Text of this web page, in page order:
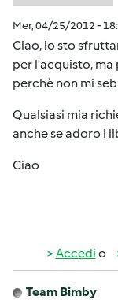
Mer, 04/25/2012 -
Ciao, io sto
per l'acquisto, ma
perchè non mi
Qualsiasi mia
anche se adoro i
Ciao
Accedi o
Team Bimby